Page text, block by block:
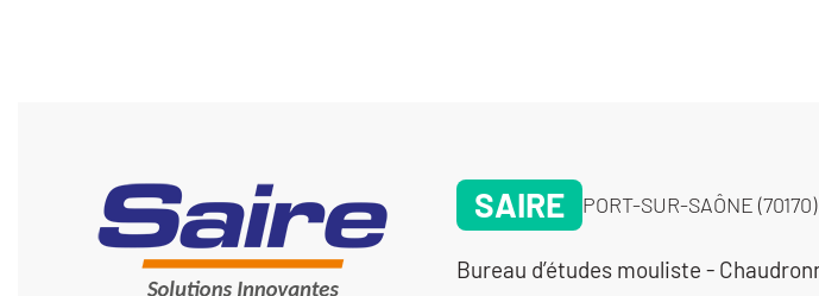
SAIRE PORT-SUR-SAÔNE (70170)
Bureau d’études mouliste -